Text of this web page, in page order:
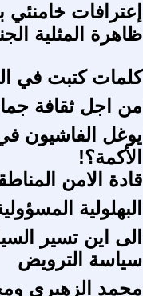
إعترافات
ظاهرة المثلية
كلمات كتبت في العام 2005
من اجل ثقافة
يوغل الفاشيون
الأكمة؟!
قادة الامن
البهلولية
الى اين تسير
سياسة الترويض
محمد الزهيري